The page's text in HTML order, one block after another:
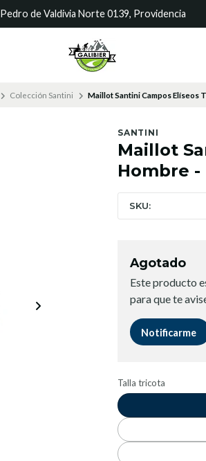
Pedro de Valdivia Norte 0139, Providencia
Colección Santini Maillot Santini Campos Elíseos
SANTINI
Maillot
Hombre
SKU:
Agotado
Este producto
para que te
Notificarme
Talla tricota